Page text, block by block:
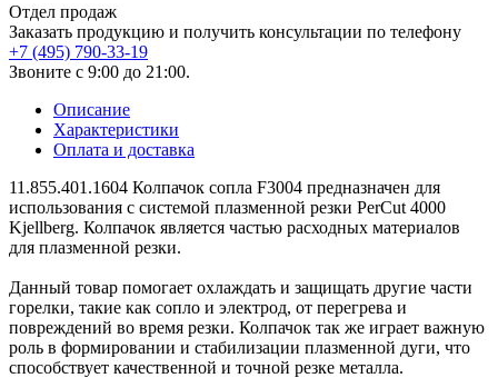
Отдел продаж
Заказать продукцию и получить консультации по телефону
+7 (495) 790-33-19
Звоните с 9:00 до 21:00.
Описание
Характеристики
Оплата и доставка
11.855.401.1604 Колпачок сопла F3004 предназначен для
использования с системой плазменной резки PerCut 4000
Kjellberg. Колпачок является частью расходных материалов
для плазменной резки.
Данный товар помогает охлаждать и защищать другие части
горелки, такие как сопло и электрод, от перегрева и
повреждений во время резки. Колпачок так же играет важную
роль в формировании и стабилизации плазменной дуги, что
способствует качественной и точной резке металла.